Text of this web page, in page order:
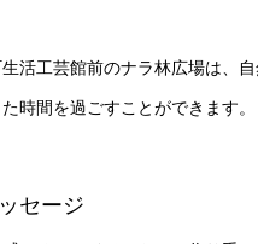
活工芸館前のナラ林広場は、
時間を過ごすことができます。
セージ